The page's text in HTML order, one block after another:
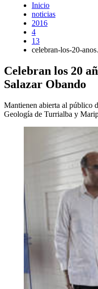
Inicio
noticias
2016
4
13
celebran-los-20-
Celebran los 20
Salazar Obando
Mantienen abierta al público
Geología de Turrialba y